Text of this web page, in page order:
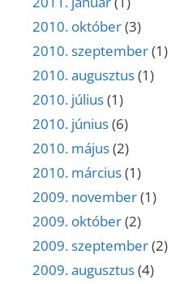
2010. október(3)
2010. szeptember(1)
2010. augusztus(1)
2010. július(1)
2010. június(6)
2010. május(2)
2010. március(1)
2009. november(1)
2009. október(2)
2009. szeptember(2)
2009. augusztus(4)